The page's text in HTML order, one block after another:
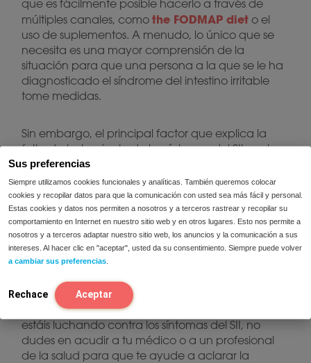
Sus preferencias
Siempre utilizamos cookies funcionales y analíticas. También queremos colocar
cookies y recopilar datos para que la comunicación con usted sea más fácil y personal.
Estas cookies y datos nos permiten a nosotros y a terceros rastrear y recopilar su
comportamiento en Internet en nuestro sitio web y en otros lugares. Esto nos permite a
nosotros y a terceros adaptar nuestro sitio web, los anuncios y la comunicación a sus
intereses. Al hacer clic en "aceptar", usted da su consentimiento. Siempre puede volver
a cambiar sus preferencias
Rechace Aceptar
que es fácilmente posible hacerlo a través de
múltiples canales, como the FODMAP diet o el
uso de suplementos. A menudo, lo único que se
necesita es una mayor comprensión de la
situación para que una persona a la que se le ha
diagnosticado el síndrome del intestino irritable
tome medidas.
Sin embargo, el principal factor que explica la
falta de tratamiento de los síntomas del SII es el
simple hecho de que la mayoría de los casos no
se diagnostican. Según un estudio, hastael 70%
de las personas que experimentan síntomas
de SII ni siquiera dan el paso inicial de hablar con
su médico sobre la situación.
Si bien el SII es una afección manejable que no
pone en peligro la vida, no hay razón para que
las personas pasen su vida sufriendo un dolor
abdominal innecesario. Si tú o un ser querido
estáis luchando contra los síntomas del SII, no
dudes en acudir a tu médico o a un profesional
de la salud para que te ayude a aclarar la